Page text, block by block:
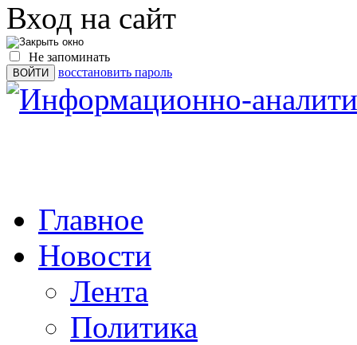
Вход на сайт
Не запоминать
восстановить пароль
Главное
Новости
Лента
Политика